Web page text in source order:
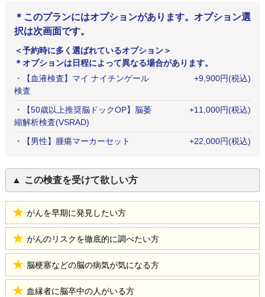
＊このプランにはオプションがあります。オプション選
択は次画面です。
＜予約時に多く選ばれているオプション＞
＊オプションは日程によって異なる場合があります。
・
【血液検査】マイ ナイチンゲール
検査
+9,900円(税込)
・
【50歳以上推奨脳ドックOP】脳萎
縮解析検査(VSRAD)
+11,000円(税込)
・ 【男性】腫瘍マーカーセット +22,000円(税込)
この検査を受けて欲しい方
がんを早期に発見したい方
がんのリスクを徹底的に調べたい方
脳梗塞などの脳の病気が気になる方
血縁者に脳卒中の人がいる方